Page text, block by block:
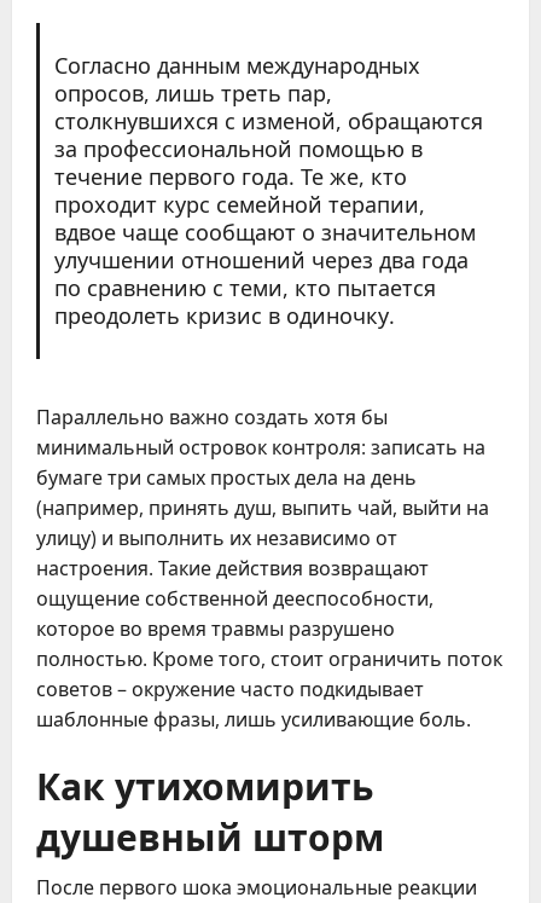
Согласно данным международных
опросов, лишь треть пар,
столкнувшихся с изменой, обращаются
за профессиональной помощью в
течение первого года. Те же, кто
проходит курс семейной терапии,
вдвое чаще сообщают о значительном
улучшении отношений через два года
по сравнению с теми, кто пытается
преодолеть кризис в одиночку.
Параллельно важно создать хотя бы
минимальный островок контроля: записать на
бумаге три самых простых дела на день
(например, принять душ, выпить чай, выйти на
улицу) и выполнить их независимо от
настроения. Такие действия возвращают
ощущение собственной дееспособности,
которое во время травмы разрушено
полностью. Кроме того, стоит ограничить поток
советов – окружение часто подкидывает
шаблонные фразы, лишь усиливающие боль.
Как утихомирить
душевный шторм
После первого шока эмоциональные реакции